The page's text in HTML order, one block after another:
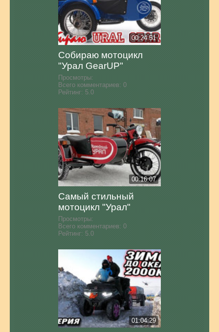
00:24:51
Собираю мотоцикл
"Урал GearUP"
Просмотры:
Всего комментариев: 0
Рейтинг: 5.0
00:16:07
Самый стильный
мотоцикл "Урал"
Просмотры:
Всего комментариев: 0
Рейтинг: 5.0
01:04:29